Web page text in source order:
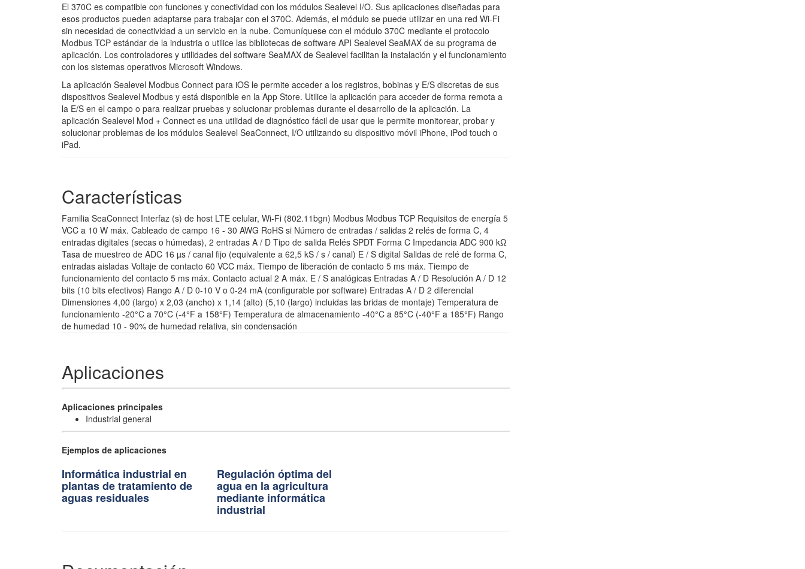
El 370C es compatible con funciones y conectividad con los módulos Sealevel I/O. Sus aplicaciones diseñadas para
esos productos pueden adaptarse para trabajar con el 370C. Además, el módulo se puede utilizar en una red Wi-Fi
sin necesidad de conectividad a un servicio en la nube. Comuníquese con el módulo 370C mediante el protocolo
Modbus TCP estándar de la industria o utilice las bibliotecas de software API Sealevel SeaMAX de su programa de
aplicación. Los controladores y utilidades del software SeaMAX de Sealevel facilitan la instalación y el funcionamiento
con los sistemas operativos Microsoft Windows.
La aplicación Sealevel Modbus Connect para iOS le permite acceder a los registros, bobinas y E/S discretas de sus
dispositivos Sealevel Modbus y está disponible en la App Store. Utilice la aplicación para acceder de forma remota a
la E/S en el campo o para realizar pruebas y solucionar problemas durante el desarrollo de la aplicación. La
aplicación Sealevel Mod + Connect es una utilidad de diagnóstico fácil de usar que le permite monitorear, probar y
solucionar problemas de los módulos Sealevel SeaConnect, I/O utilizando su dispositivo móvil iPhone, iPod touch o
iPad.
Características
Familia SeaConnect Interfaz (s) de host LTE celular, Wi-Fi (802.11bgn) Modbus Modbus TCP Requisitos de energía 5
VCC a 10 W máx. Cableado de campo 16 - 30 AWG RoHS si Número de entradas / salidas 2 relés de forma C, 4
entradas digitales (secas o húmedas), 2 entradas A / D Tipo de salida Relés SPDT Forma C Impedancia ADC 900 kΩ
Tasa de muestreo de ADC 16 µs / canal fijo (equivalente a 62,5 kS / s / canal) E / S digital Salidas de relé de forma C,
entradas aisladas Voltaje de contacto 60 VCC máx. Tiempo de liberación de contacto 5 ms máx. Tiempo de
funcionamiento del contacto 5 ms máx. Contacto actual 2 A máx. E / S analógicas Entradas A / D Resolución A / D 12
bits (10 bits efectivos) Rango A / D 0-10 V o 0-24 mA (configurable por software) Entradas A / D 2 diferencial
Dimensiones 4,00 (largo) x 2,03 (ancho) x 1,14 (alto) (5,10 (largo) incluidas las bridas de montaje) Temperatura de
funcionamiento -20°C a 70°C (-4°F a 158°F) Temperatura de almacenamiento -40°C a 85°C (-40°F a 185°F) Rango
de humedad 10 - 90% de humedad relativa, sin condensación
Aplicaciones
·
Aplicaciones principales
Industrial general
·
Ejemplos de aplicaciones
Informática industrial en
plantas de tratamiento de
aguas residuales
Regulación óptima del
agua en la agricultura
mediante informática
industrial